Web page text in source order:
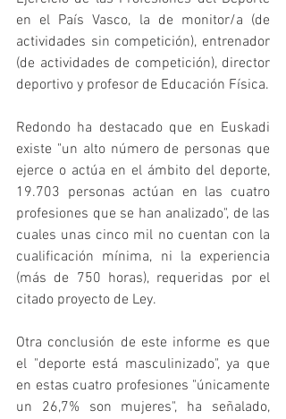
en el País Vasco, la de monitor/a (de
actividades sin competición), entrenador
(de actividades de competición), director
deportivo y profesor de Educación Física.
Redondo ha destacado que en Euskadi
existe "un alto número de personas que
ejerce o actúa en el ámbito del deporte,
19.703 personas actúan en las cuatro
profesiones que se han analizado", de las
cuales unas cinco mil no cuentan con la
cualificación mínima, ni la experiencia
(más de 750 horas), requeridas por el
citado proyecto de Ley.
Otra conclusión de este informe es que
el "deporte está masculinizado", ya que
en estas cuatro profesiones "únicamente
un 26,7% son mujeres", ha señalado,